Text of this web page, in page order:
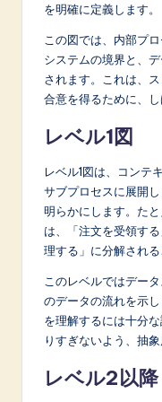
を明確に定義します。
この図では、内部プ
システムの境界と、
されます。これは、
合意を得るために、
レベル1図
レベル1図は、コンテ
サブプロセスに展開
明らかにします。た
は、「注文を受領す
理する」に分解される
このレベルではデー
のデータの流れを示
を理解するには十分
りすぎないよう、抽
レベル2以降